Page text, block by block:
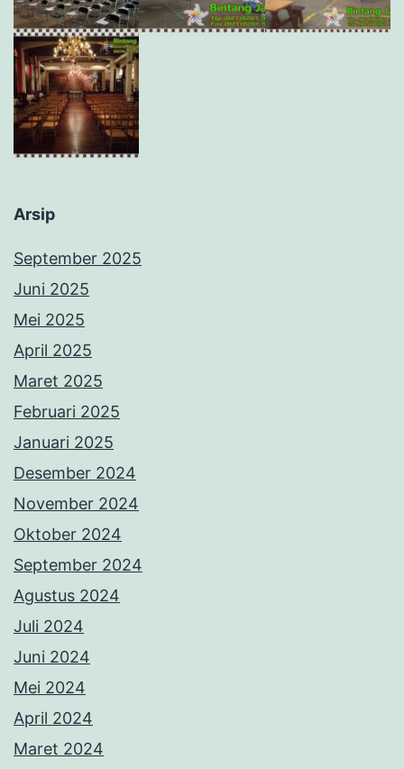
Arsip
September 2025
Juni 2025
Mei 2025
April 2025
Maret 2025
Februari 2025
Januari 2025
Desember 2024
November 2024
Oktober 2024
September 2024
Agustus 2024
Juli 2024
Juni 2024
Mei 2024
April 2024
Maret 2024